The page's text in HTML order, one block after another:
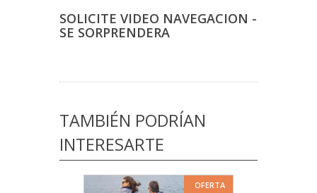
SOLICITE VIDEO NAVEGACION -
SE SORPRENDERA
TAMBIÉN PODRÍAN
INTERESARTE
OFERTA